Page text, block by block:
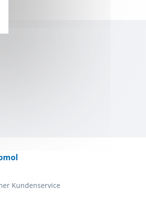
Kundenservice